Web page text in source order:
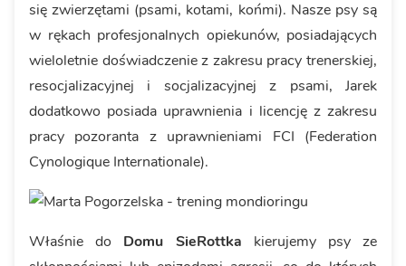
się zwierzętami (psami, kotami, końmi). Nasze psy są
w rękach profesjonalnych opiekunów, posiadających
wieloletnie doświadczenie z zakresu pracy trenerskiej,
resocjalizacyjnej i socjalizacyjnej z psami, Jarek
dodatkowo posiada uprawnienia i licencję z zakresu
pracy pozoranta z uprawnieniami FCI (Federation
Cynologique Internationale).
Właśnie do Domu SieRottka kierujemy psy ze